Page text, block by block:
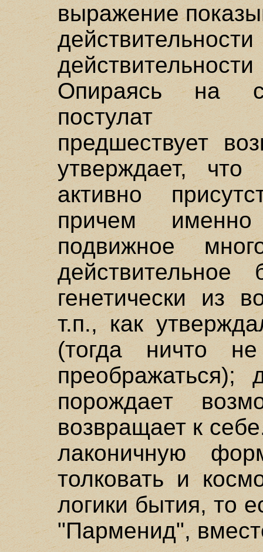
выражение
Опираясь на
постулат
предшествует
утверждает,
активно
причем именно
подвижное
генетически из
т.п., как
(тогда ничто
преображаться);
порождает
возвращает к
лаконичную
толковать и
логики бытия, то
"Парменид",